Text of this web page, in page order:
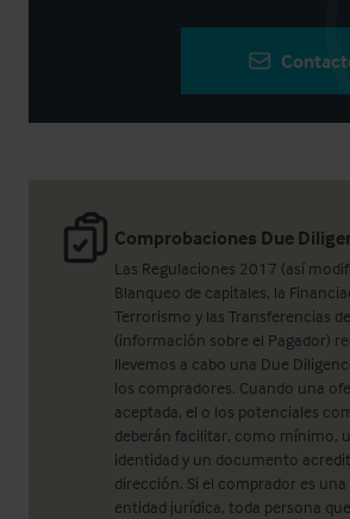
Comprobaciones Due
Las Regulaciones 2017 (así
Blanqueo de capitales, la
Terrorismo y las Transferencias
(información sobre el Pagador)
llevemos a cabo una Due
los compradores. Cuando una
aceptada, el o los potenciales
deberán facilitar, como mínimo,
identidad y un documento
dirección. Si el comprador es
entidad jurídica, toda persona